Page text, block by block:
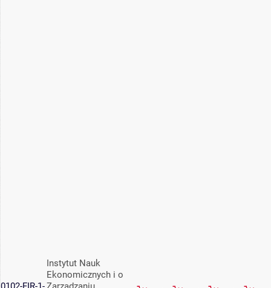
Instytut Nauk
Ekonomicznych i o